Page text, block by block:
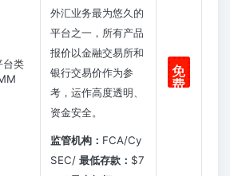
外汇业务最为悠久的
平台之一，所有产品
报价以金融交易所和
银行交易价作为参
考，运作高度透明、
资金安全。
监管机构： FCA/Cy
SEC/ 最低存款： $7
免
费